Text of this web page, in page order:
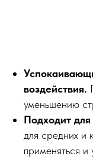
воздействия.
уменьшению
Подходит
для средних и
применяться и